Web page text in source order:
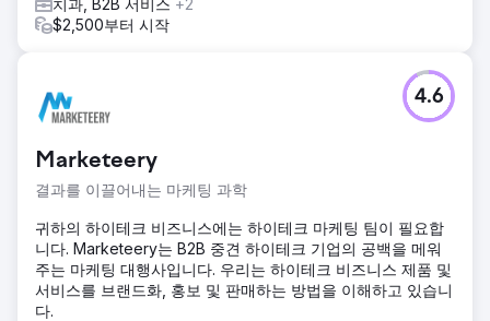
$2,500부터 시작
Marketeery
결과를 이끌어내는 마케팅 과학
4.6
귀하의 하이테크 비즈니스에는 하이테크 마케팅 팀이 필요합
니다. Marketeery는 B2B 중견 하이테크 기업의 공백을 메워
주는 마케팅 대행사입니다. 우리는 하이테크 비즈니스 제품 및
서비스를 브랜드화, 홍보 및 판매하는 방법을 이해하고 있습니
다.